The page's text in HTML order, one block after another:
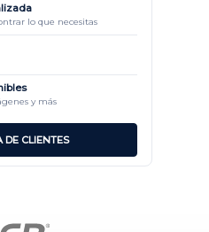
lo que necesitas
y más
DE CLIENTES